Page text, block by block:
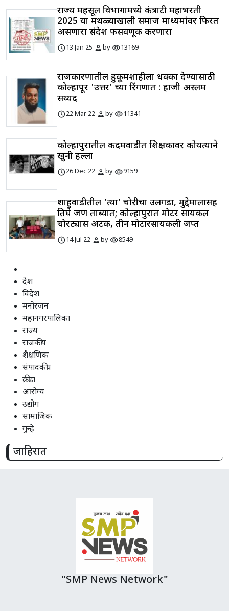
राज्य महसूल विभागामध्ये कंत्राटी महाभरती
2025 या मथळ्याखाली समाज माध्यमांवर फिरत
असणारा संदेश फसवणूक करणारा
schedule13 Jan 25 personbyvisibility13169
राजकारणातील हुकूमशाहीला धक्का देण्यासाठी
कोल्हापूर 'उत्तर' च्या रिंगणात : हाजी अस्लम
सय्यद
schedule22 Mar 22 personbyvisibility11341
कोल्हापुरातील कदमवाडीत शिक्षकावर कोयत्याने
खुनी हल्ला
schedule26 Dec 22 personbyvisibility9159
शाहुवाडीतील 'त्या' चोरीचा उलगडा, मुद्देमालासह
तिघे जण ताब्यात; कोल्हापुरात मोटर सायकल
चोरट्यास अटक, तीन मोटारसायकली जप्त
schedule14 Jul 22 personbyvisibility8549
देश
विदेश
मनोरंजन
महानगरपालिका
राज्य
राजकीय
शैक्षणिक
संपादकीय
क्रीडा
आरोग्य
उद्योग
सामाजिक
गुन्हे
जाहिरात
"SMP News Network"